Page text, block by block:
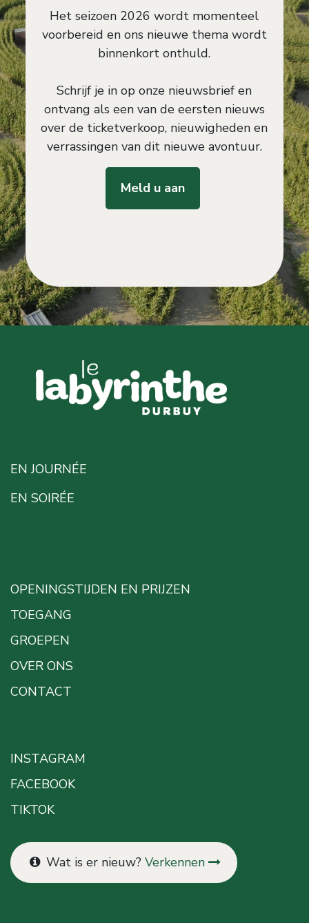
Het seizoen 2026 wordt momenteel
voorbereid en ons nieuwe thema wordt
binnenkort onthuld.
Schrijf je in op onze nieuwsbrief en
ontvang als een van de eersten nieuws
over de ticketverkoop, nieuwigheden en
verrassingen van dit nieuwe avontuur.
Meld u aan
EN JOURNÉE
EN SOIRÉE
OPENINGSTIJDEN EN PRIJZEN
TOEGANG
GROEPEN
OVER ONS
CONTACT
INSTAGRAM
FACEBOOK
TIKTOK
Wat is er nieuw?Verkennen